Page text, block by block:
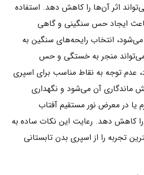
اثر آن‌ها را کاهش دهد. استفاده
ایجاد حس سنگینی و گاهی
انتخاب رایحه‌های سنگین به
منجر به خستگی و حس
عدم توجه به نقاط مناسب برای اسپری
ماندگاری آن می‌شود و نگهداری
یا در معرض نور مستقیم آفتاب
را کاهش دهد. رعایت این نکات ساده به
تجربه را از اسپری بدن تابستانی